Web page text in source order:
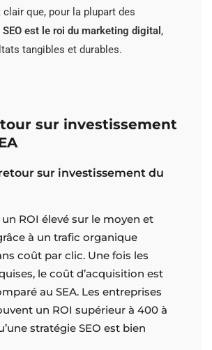
que, pour la plupart des
SEO est le roi du marketing digital ,
tangibles et durables.
sur investissement
sur investissement du
un ROI élevé sur le moyen et
à un trafic organique
coût par clic. Une fois les
le coût d’acquisition est
au SEA. Les entreprises
un ROI supérieur à 400 à
stratégie SEO est bien